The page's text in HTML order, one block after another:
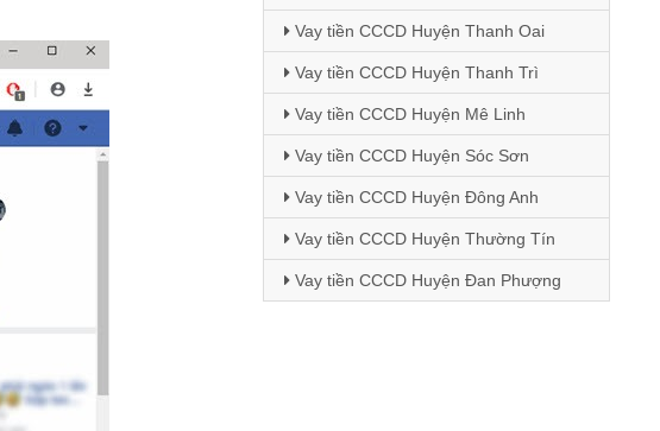
Vay tiền CCCD Huyện Thanh Oai
Vay tiền CCCD Huyện Thanh Trì
Vay tiền CCCD Huyện Mê Linh
Vay tiền CCCD Huyện Sóc Sơn
Vay tiền CCCD Huyện Đông Anh
Vay tiền CCCD Huyện Thường Tín
Vay tiền CCCD Huyện Đan Phượng